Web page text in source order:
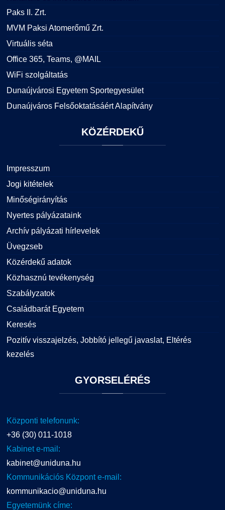
Paks II. Zrt.
MVM Paksi Atomerőmű Zrt.
Virtuális séta
Office 365, Teams, @MAIL
WiFi szolgáltatás
Dunaújvárosi Egyetem Sportegyesület
Dunaújváros Felsőoktatásáért Alapítvány
KÖZÉRDEKŰ
Impresszum
Jogi kitételek
Minőségirányítás
Nyertes pályázataink
Archív pályázati hírlevelek
Üvegzseb
Közérdekű adatok
Közhasznú tevékenység
Szabályzatok
Családbarát Egyetem
Keresés
Pozitív visszajelzés, Jobbító jellegű javaslat, Eltérés
kezelés
GYORSELÉRÉS
Központi telefonunk:
+36 (30) 011-1018
Kabinet e-mail:
kabinet@uniduna.hu
Kommunikációs Központ e-mail:
kommunikacio@uniduna.hu
Egyetemünk címe: